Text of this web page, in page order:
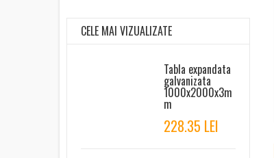
CELE MAI VIZUALIZATE
Tabla expandata
galvanizata
1000x2000x3m
m
228.35 LEI